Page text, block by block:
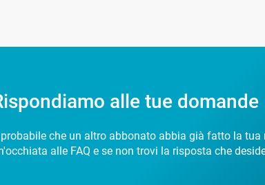
alle tue domande
probabile che un altro abbonato abbia già fatto la tua
alle FAQ e se non trovi la risposta che